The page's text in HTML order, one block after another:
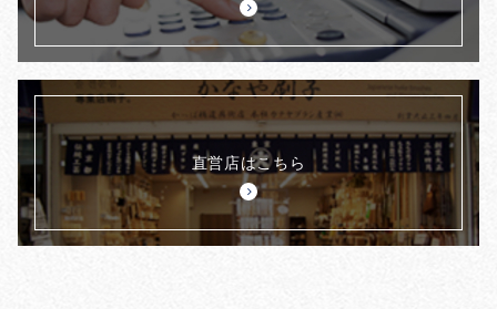
直営店はこちら